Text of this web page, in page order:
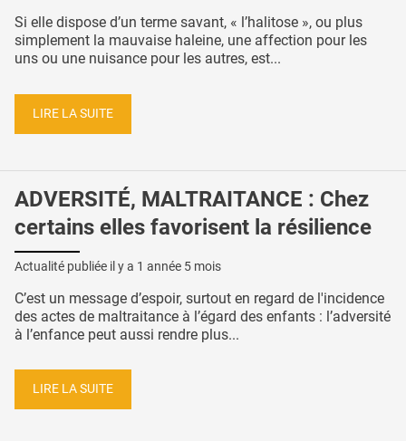
Si elle dispose d’un terme savant, « l’halitose », ou plus
simplement la mauvaise haleine, une affection pour les
uns ou une nuisance pour les autres, est...
LIRE LA SUITE
ADVERSITÉ, MALTRAITANCE : Chez
certains elles favorisent la résilience
Actualité publiée il y a 1 année 5 mois
C’est un message d’espoir, surtout en regard de l'incidence
des actes de maltraitance à l’égard des enfants : l’adversité
à l’enfance peut aussi rendre plus...
LIRE LA SUITE